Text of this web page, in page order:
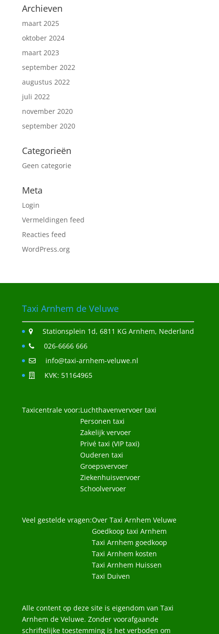
Archieven
maart 2025
oktober 2024
maart 2023
september 2022
augustus 2022
juli 2022
november 2020
september 2020
Categorieën
Geen categorie
Meta
Login
Vermeldingen feed
Reacties feed
WordPress.org
Taxi Arnhem de Veluwe
Stationsplein 1d, 6811 KG Arnhem, Nederland
026-6666 666
info@taxi-arnhem-veluwe.nl
KVK: 51164965
Taxicentrale voor:Luchthavenvervoer taxi
Personen taxi
Zakelijk vervoer
Privé taxi (VIP taxi)
Ouderen taxi
Groepsvervoer
Ziekenhuisvervoer
Schoolvervoer
Veel gestelde vragen:Over Taxi Arnhem Veluwe
Goedkoop taxi Arnhem
Taxi Arnhem goedkoop
Taxi Arnhem kosten
Taxi Arnhem Huissen
Taxi Duiven
Alle content op deze site is eigendom van Taxi
Arnhem de Veluwe. Zonder voorafgaande
schriftelijke toestemming is het verboden om